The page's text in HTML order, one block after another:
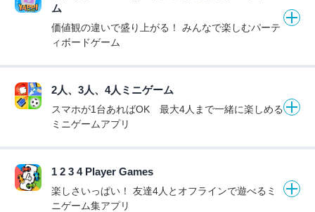
ム
価値観の違いで盛り上がる！ みんなで楽しむパーテ
ィボードゲーム
2人、3人、4人ミニゲーム
スマホが1台あればOK 最大4人まで一緒に楽しめる
ミニゲームアプリ
1 2 3 4 Player Games
楽しさいっぱい！ 友達4人とオフラインで遊べるミ
ニゲーム集アプリ